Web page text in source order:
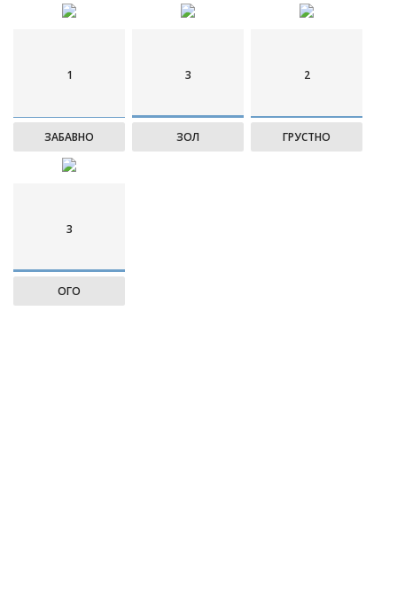
1
ЗАБАВНО
3
ЗОЛ
2
ГРУСТНО
3
ОГО